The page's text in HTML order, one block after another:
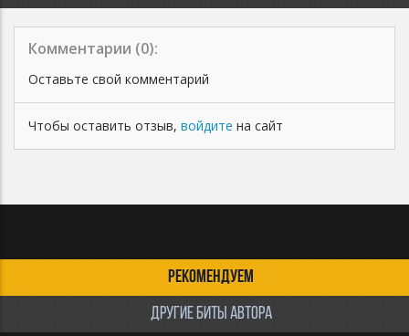
Комментарии (0):
Оставьте свой комментарий
Чтобы оставить отзыв, войдите на сайт
РЕКОМЕНДУЕМ
ДРУГИЕ БИТЫ АВТОРА